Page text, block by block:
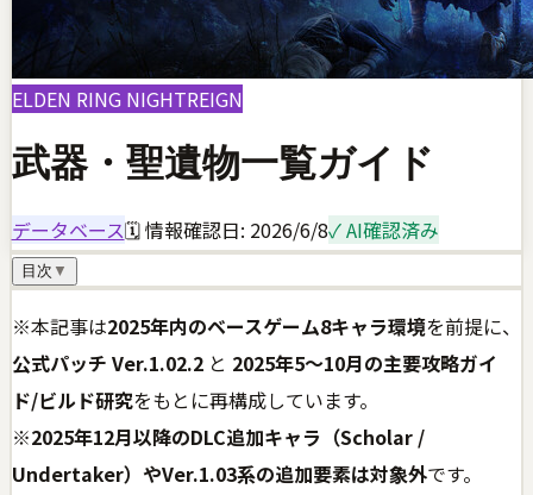
ELDEN RING NIGHTREIGN
武器・聖遺物一覧ガイド
データベース🗓 情報確認日: 2026/6/8✓ AI確認済み
目次 ▼
※本記事は2025年内のベースゲーム8キャラ環境を前提に、
公式パッチ Ver.1.02.2と 2025年5〜10月の主要攻略ガイ
ド/ビルド研究をもとに再構成しています。
※2025年12月以降のDLC追加キャラ（Scholar /
Undertaker）やVer.1.03系の追加要素は対象外です。